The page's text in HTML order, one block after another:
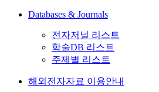
Databases & Journals
전자저널 리스트
학술DB 리스트
주제별 리스트
해외전자자료 이용안내